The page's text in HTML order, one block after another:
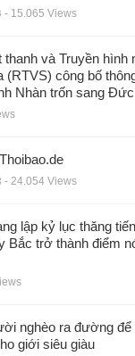
- 15.065 Views
thanh và Truyền hình
(RTVS) công bố
Nhàn trốn sang
- 24.054 Views
lập kỷ lục thăng
Bắc trở thành điểm
nghèo ra đường để
giới siêu giàu